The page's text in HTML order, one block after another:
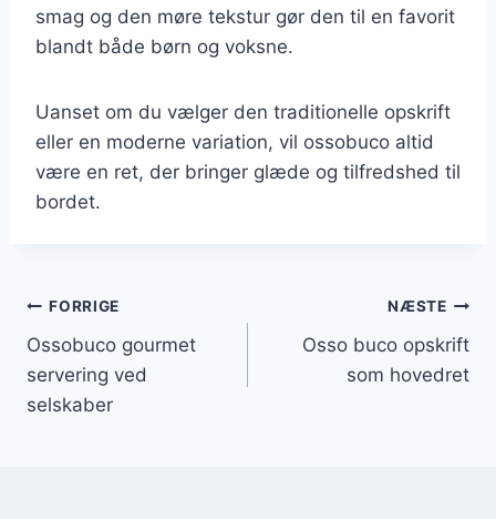
smag og den møre tekstur gør den til en favorit
blandt både børn og voksne.
Uanset om du vælger den traditionelle opskrift
eller en moderne variation, vil ossobuco altid
være en ret, der bringer glæde og tilfredshed til
bordet.
Indlægsnavigation
FORRIGE
Ossobuco gourmet
servering ved
selskaber
NÆSTE
Osso buco opskrift
som hovedret